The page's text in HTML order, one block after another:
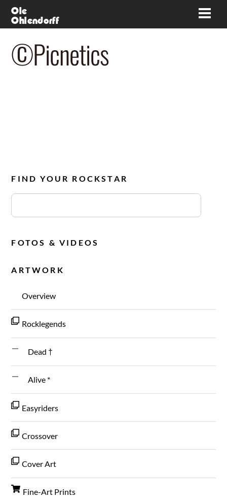
SkipOle
Ohlendorff
©Picnetics
FIND YOUR ROCKSTAR
FOTOS & VIDEOS
ARTWORK
Overview
Rocklegends
Dead †
Alive *
Easyriders
Crossover
Cover Art
Fine-Art Prints